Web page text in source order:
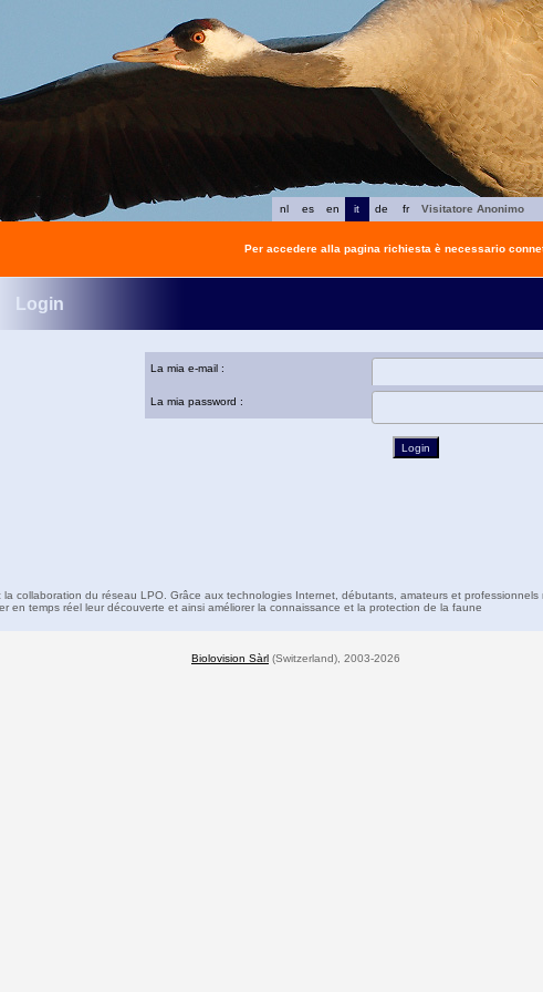
fr
de
it
en
es
nl
Visitatore Anonimo
Per accedere alla pagina richiesta è necessario
Login
La mia e-mail :
La mia password :
collaboration du réseau LPO. Grâce aux technologies Internet, débutants, amateurs et professionnels
en temps réel leur découverte et ainsi améliorer la connaissance et la protection de la faune
Biolovision Sàrl (Switzerland), 2003-2026